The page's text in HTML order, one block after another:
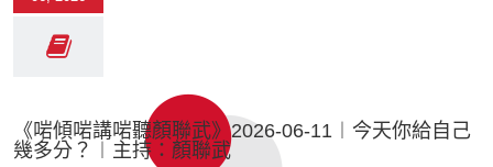
《啱傾啱講啱聽顏聯武》2026-06-11︱今天你給自己
幾多分？︱主持：顏聯武